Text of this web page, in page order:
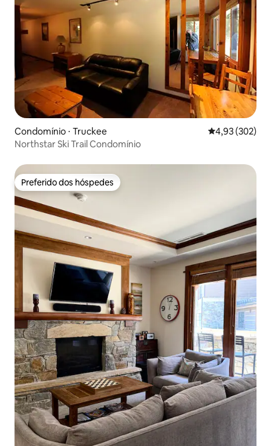
Condomínio ⋅ Truckee 4,93 de uma
4,93 (302)
Northstar Ski Trail Condomínio
Preferido dos hóspedes
Preferido dos hóspedes